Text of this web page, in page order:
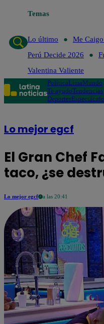
Temas
Lo último
Lo último
Me
Perú Decide 2026
Valentina Valiente
PolíticaLimaMundo
Te ayudoTendencias
Deportes
Lo mejor egcf
El Gran Chef
taco, ¿se
Lo mejor egcf a las 20:41